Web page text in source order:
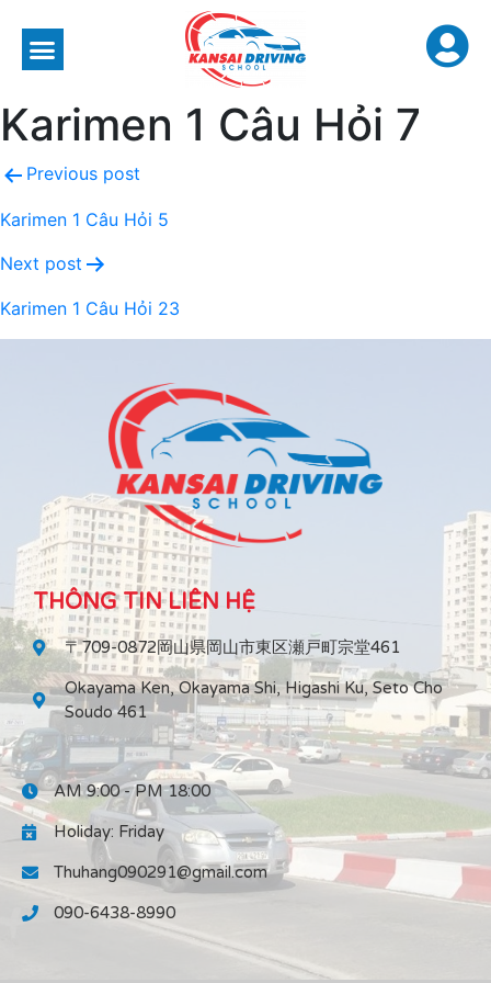
Karimen 1 Câu Hỏi 7
Previous post
Karimen 1 Câu Hỏi 5
Next post
Karimen 1 Câu Hỏi 23
THÔNG TIN LIÊN HỆ
〒709-0872岡山県岡山市東区瀬戸町宗堂461
Okayama Ken, Okayama Shi, Higashi Ku, Seto Cho
Soudo 461
AM 9:00 - PM 18:00
Holiday: Friday
Thuhang090291@gmail.com
090-6438-8990